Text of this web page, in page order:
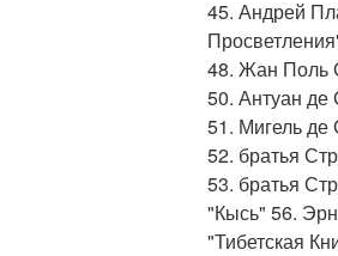
45. Андрей
48. Жан Поль
50. Антуан
51. Мигель де
52. братья
53. братья
"Кысь" 56.
"Тибетская